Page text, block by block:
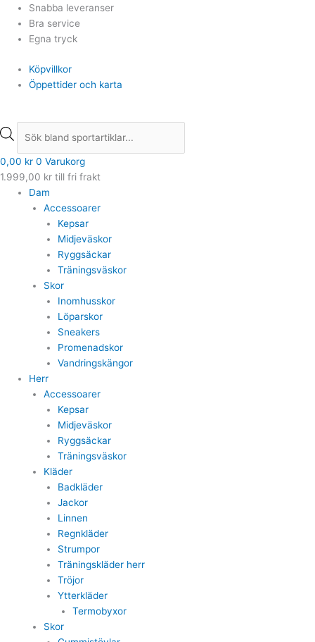
Hoppa
innehåll
Snabba leveranser
Bra service
Egna tryck
Köpvillkor
Öppettider och karta
Products
search
0,00 kr 0 Varukorg
1.999,00 kr till fri frakt
Dam
Accessoarer
Kepsar
Midjeväskor
Ryggsäckar
Träningsväskor
Skor
Inomhusskor
Löparskor
Sneakers
Promenadskor
Vandringskängor
Herr
Accessoarer
Kepsar
Midjeväskor
Ryggsäckar
Träningsväskor
Kläder
Badkläder
Jackor
Linnen
Regnkläder
Strumpor
Träningskläder herr
Tröjor
Ytterkläder
Termobyxor
Skor
Products
search